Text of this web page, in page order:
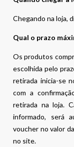
Chegando na loja,
Qual o prazo
Os produtos
escolhida pelo
retirada inicia-se
com a
retirada na loja.
informado, será
voucher no valor
no site.